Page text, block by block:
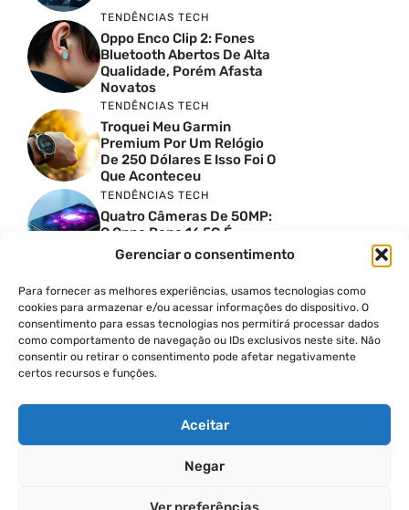
Gerenciar o consentimento
Para fornecer as melhores experiências, usamos tecnologias como
cookies para armazenar e/ou acessar informações do dispositivo. O
consentimento para essas tecnologias nos permitirá processar dados
como comportamento de navegação ou IDs exclusivos neste site. Não
consentir ou retirar o consentimento pode afetar negativamente
certos recursos e funções.
Aceitar
Negar
TENDÊNCIAS TECH
Oppo Enco Clip 2: Fones
Bluetooth Abertos De Alta
Qualidade, Porém Afasta
Novatos
TENDÊNCIAS TECH
Troquei Meu Garmin
Premium Por Um Relógio
De 250 Dólares E Isso Foi O
Que Aconteceu
TENDÊNCIAS TECH
Quatro Câmeras De 50MP:
O Oppo Reno 16 5G É
Absurdo
Comparativo De
Especificações Entre O
Vivo X300 Ultra E O
Samsung Galaxy S26 Ultra
PRODUTIVIDADE DIGITAL
Instagram